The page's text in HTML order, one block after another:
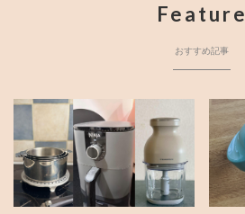
Feature
おすすめ記事